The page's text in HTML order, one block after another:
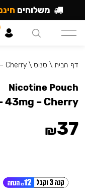
דף הבית \ סנוס \
Cherry
Nicotine Pouch
43mg – Cherry
₪37
משלוחים